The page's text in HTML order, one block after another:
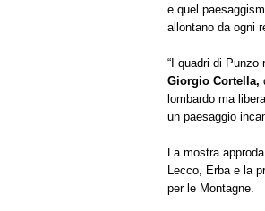
e quel
allontano da ogni
“I quadri di Punzo
Giorgio Cortella,
lombardo ma
un paesaggio
La mostra
Lecco, Erba e la
per le Montagne.